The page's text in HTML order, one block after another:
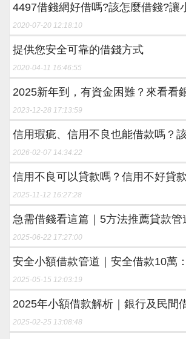
4497借錢網好借嗎?該怎麼借錢?讓
2020-07-20 12:18:10
提供您安全可靠的借錢方式
2020-04-11 16:46:55
2025新年到，有資金困難？來看看
借款的借錢方式吧！
2023-12-28 17:13:59
信用瑕疵、信用不良也能借款嗎？
評分？
2026-02-07 14:34:22
信用不良可以貸款嗎？信用不好貸
良貸款推薦
2025-11-12 16:27:28
急需借錢看這篇｜5方法推薦貸款管
法撥款
2025-06-22 17:27:00
安全小額借款管道｜安全借款10萬
份證也能借款！
2025-05-15 12:03:19
2025年小額借款解析｜銀行及民間
24小時小額借款推薦
2025-02-25 13:08:48